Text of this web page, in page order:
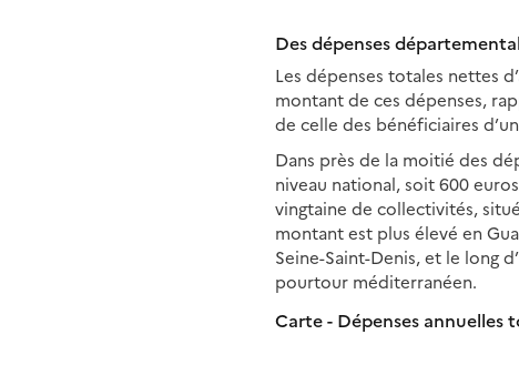
Des dépenses
Les dépenses totales nettes
montant de ces dépenses,
de celle des bénéficiaires
Dans près de la moitié des
niveau national, soit 600
vingtaine de collectivités,
montant est plus élevé en
Seine-Saint-Denis, et le long
pourtour méditerranéen.
Carte - Dépenses annuelles